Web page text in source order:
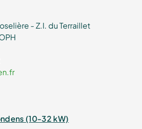
- Z.I. du Terraillet
(10-32 kW)